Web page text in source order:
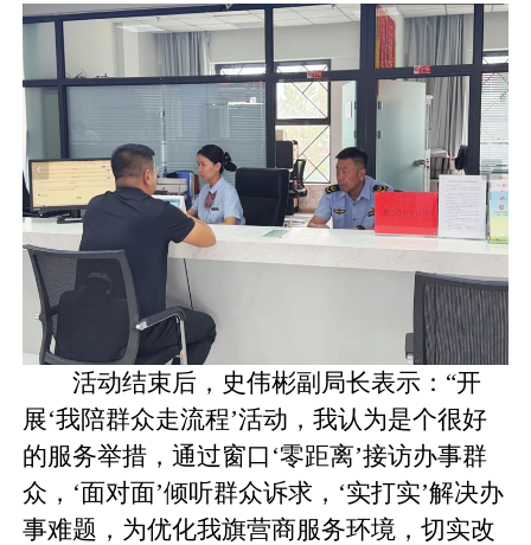
活动结束后，史伟彬副局长表示：“开
展‘我陪群众走流程’活动，我认为是个很好
的服务举措，通过窗口‘零距离’接访办事群
众，‘面对面’倾听群众诉求，‘实打实’解决办
事难题，为优化我旗营商服务环境，切实改